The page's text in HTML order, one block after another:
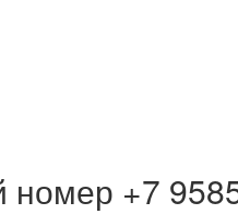
номер +7